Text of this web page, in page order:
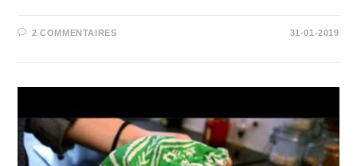
2 COMMENTAIRES 31-01-2019